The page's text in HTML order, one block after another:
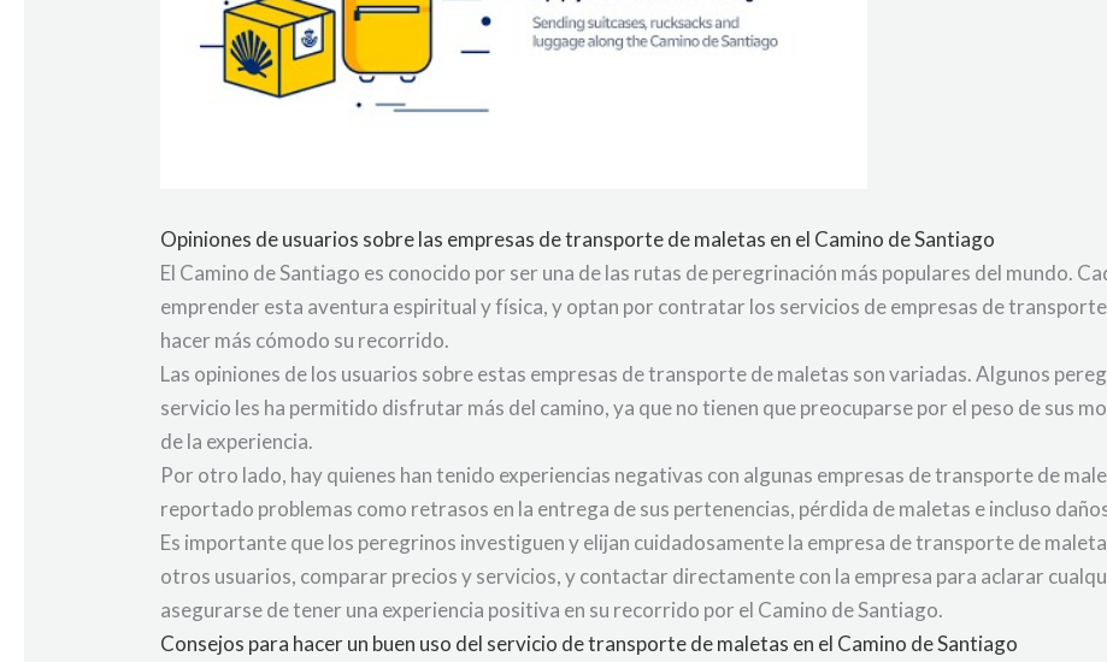
Opiniones de usuarios sobre las empresas de transporte de maletas en el Camino de Santiago
El Camino de Santiago es conocido por ser una de las rutas de peregrinación más populares del mundo.
emprender esta aventura espiritual y física, y optan por contratar los servicios de empresas de
hacer más cómodo su recorrido.
Las opiniones de los usuarios sobre estas empresas de transporte de maletas son variadas. Algunos
servicio les ha permitido disfrutar más del camino, ya que no tienen que preocuparse por el peso de sus
de la experiencia.
Por otro lado, hay quienes han tenido experiencias negativas con algunas empresas de transporte de
reportado problemas como retrasos en la entrega de sus pertenencias, pérdida de maletas e incluso
Es importante que los peregrinos investiguen y elijan cuidadosamente la empresa de transporte de
otros usuarios, comparar precios y servicios, y contactar directamente con la empresa para aclarar
asegurarse de tener una experiencia positiva en su recorrido por el Camino de Santiago.
Consejos para hacer un buen uso del servicio de transporte de maletas en el Camino de Santiago